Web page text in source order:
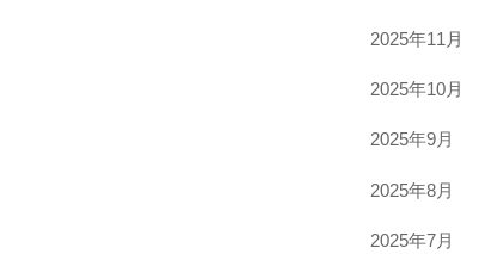
2025年11月
2025年10月
2025年9月
2025年8月
2025年7月